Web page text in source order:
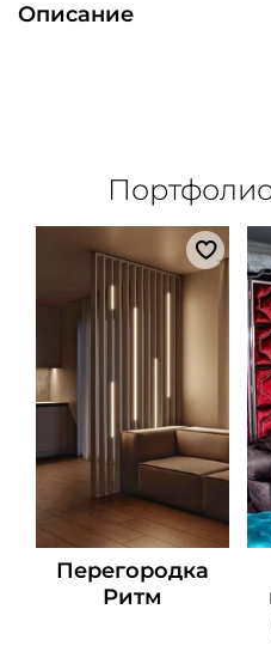
Описание
Перегородка
Ритм